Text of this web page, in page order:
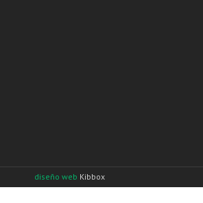
diseño web Kibbox